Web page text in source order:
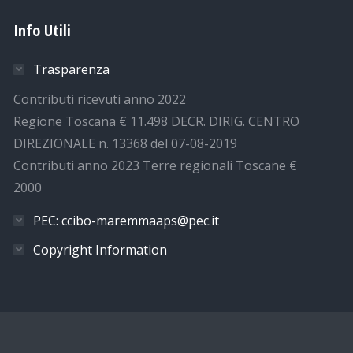
Info Utili
Trasparenza
Contributi ricevuti anno 2022
Regione Toscana € 11.498 DECR. DIRIG. CENTRO
DIREZIONALE n. 13368 del 07-08-2019
Contributi anno 2023 Terre regionali Toscane €
2000
PEC: ccibo-maremmaaps@pec.it
Copyright Information